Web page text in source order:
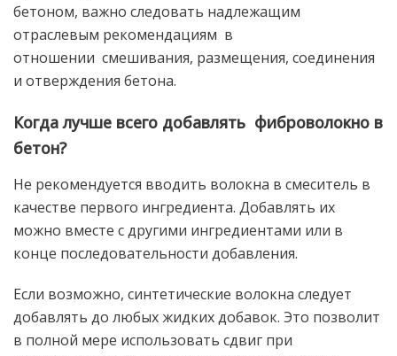
бетоном, важно следовать надлежащим
отраслевым рекомендациям в
отношении смешивания, размещения, соединения
и отверждения бетона.
Когда лучше всего добавлять фиброволокно в
бетон?
Не рекомендуется вводить волокна в смеситель в
качестве первого ингредиента. Добавлять их
можно вместе с другими ингредиентами или в
конце последовательности добавления.
Если возможно, синтетические волокна следует
добавлять до любых жидких добавок. Это позволит
в полной мере использовать сдвиг при